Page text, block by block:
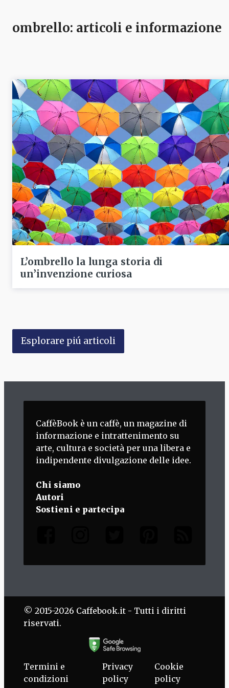
ombrello: articoli e informazione
L’ombrello la lunga storia di
un’invenzione curiosa
Esplorare piú articoli
CaffèBook è un caffè, un magazine di
informazione e intrattenimento su
arte, cultura e società per una libera e
indipendente divulgazione delle idee.
Chi siamo
Autori
Sostieni e partecipa
© 2015-2026 Caffebook.it - Tutti i diritti
riservati.
Termini e
condizioni
Privacy
policy
Cookie
policy